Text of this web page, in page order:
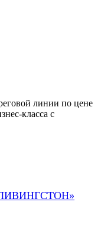
линии по цене
класса с